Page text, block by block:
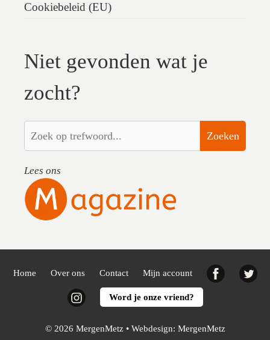
Cookiebeleid (EU)
Niet gevonden wat je
zocht?
Zoeken
Lees ons
Home Over ons Contact Mijn account Facebook
InstagramWord je onze vriend?
© 2026 MergenMetz • Webdesign: MergenMetz